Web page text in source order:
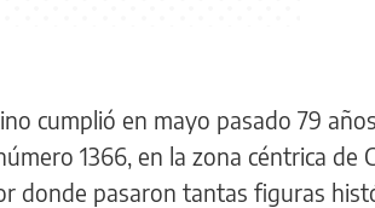
cumplió en mayo pasado 79
1366, en la zona céntrica de
donde pasaron tantas figuras